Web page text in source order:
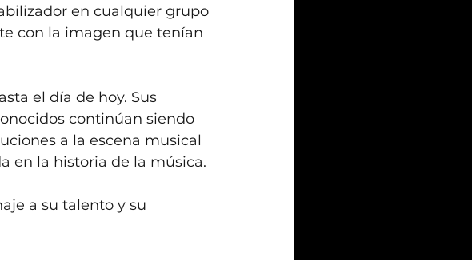
en cualquier grupo
con la imagen que tenían
el día de hoy. Sus
continúan siendo
a la escena musical
en la historia de la música.
a su talento y su